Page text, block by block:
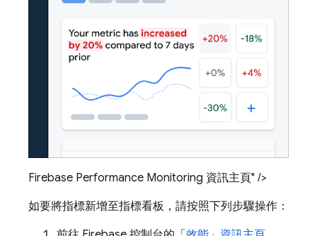
Firebase Performance Monitoring 資訊主頁" />
如要將指標新增至指標看板，請按照下列步驟操作：